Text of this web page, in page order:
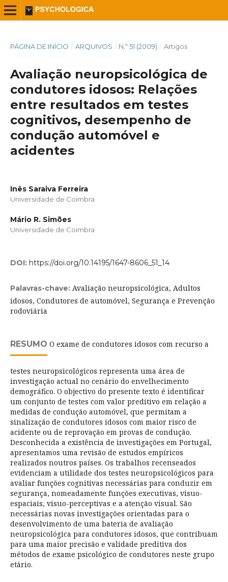
PÁGINA DE INÍCIO / ARQUIVOS / N.º 51 (2009) / Artigos
Avaliação neuropsicológica de
condutores idosos: Relações
entre resultados em testes
cognitivos, desempenho de
condução automóvel e
acidentes
Inês Saraiva Ferreira
Universidade de Coimbra
Mário R. Simões
Universidade de Coimbra
DOI: https://doi.org/10.14195/1647-8606_51_14
Palavras-chave: Avaliação neuropsicológica, Adultos
idosos, Condutores de automóvel, Segurança e Prevenção
rodoviária
RESUMO O exame de condutores idosos com recurso a
testes neuropsicológicos representa uma área de
investigação actual no cenário do envelhecimento
demográfico. O objectivo do presente texto é identificar
um conjunto de testes com valor preditivo em relação a
medidas de condução automóvel, que permitam a
sinalização de condutores idosos com maior risco de
acidente ou de reprovação em provas de condução.
Desconhecida a existência de investigações em Portugal,
apresentamos uma revisão de estudos empíricos
realizados noutros países. Os trabalhos recenseados
evidenciam a utilidade dos testes neuropsicológicos para
avaliar funções cognitivas necessárias para conduzir em
segurança, nomeadamente funções executivas, visuo-
espaciais, visuo-perceptivas e a atenção visual. São
necessárias novas investigações orientadas para o
desenvolvimento de uma bateria de avaliação
neuropsicológica para condutores idosos, que contribuam
para uma maior precisão e validade preditiva dos
métodos de exame psicológico de condutores neste grupo
etário.